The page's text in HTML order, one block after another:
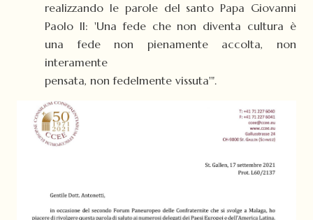
realizzando le parole del santo Papa Giovanni
Paolo II: 'Una fede che non diventa cultura è
una fede non pienamente accolta, non
interamente
pensata, non fedelmente vissuta'".